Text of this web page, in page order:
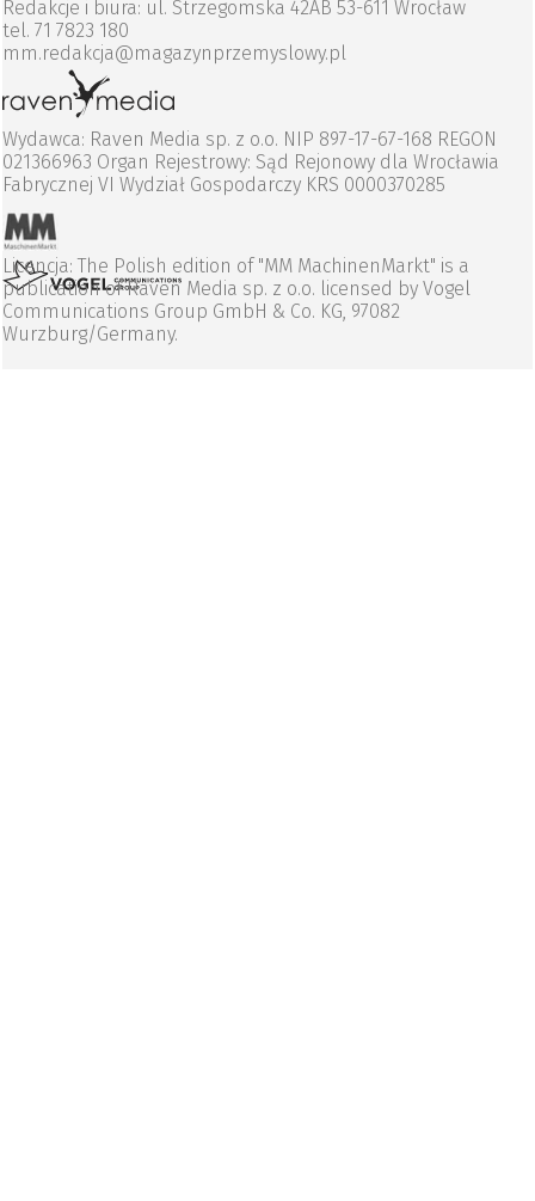
Redakcje i biura: ul. Strzegomska 42AB 53-611 Wrocław
tel. 71 7823 180
mm.redakcja@magazynprzemyslowy.pl
Wydawca: Raven Media sp. z o.o. NIP 897-17-67-168 REGON
021366963 Organ Rejestrowy: Sąd Rejonowy dla Wrocławia
Fabrycznej VI Wydział Gospodarczy KRS 0000370285
Licencja: The Polish edition of "MM MachinenMarkt" is a
publication of Raven Media sp. z o.o. licensed by Vogel
Communications Group GmbH & Co. KG, 97082
Wurzburg/Germany.